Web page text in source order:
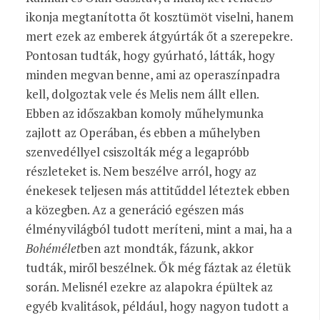
ikonja megtanította őt kosztümöt viselni, hanem
mert ezek az emberek átgyúrták őt a szerepekre.
Pontosan tudták, hogy gyúrható, látták, hogy
minden megvan benne, ami az operaszínpadra
kell, dolgoztak vele és Melis nem állt ellen.
Ebben az időszakban komoly műhelymunka
zajlott az Operában, és ebben a műhelyben
szenvedéllyel csiszolták még a legapróbb
részleteket is. Nem beszélve arról, hogy az
énekesek teljesen más attitűddel léteztek ebben
a közegben. Az a generáció egészen más
élményvilágból tudott meríteni, mint a mai, ha a
Bohéméletben azt mondták, fázunk, akkor
tudták, miről beszélnek. Ők még fáztak az életük
során. Melisnél ezekre az alapokra épültek az
egyéb kvalitások, például, hogy nagyon tudott a